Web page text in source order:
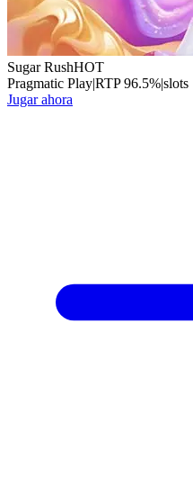
Sugar RushHOT
Pragmatic Play|RTP96.5%|slots
Jugar ahora